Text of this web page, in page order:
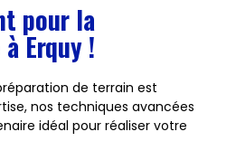
pour la
Erquy !
de terrain est
nos techniques avancées
idéal pour réaliser votre